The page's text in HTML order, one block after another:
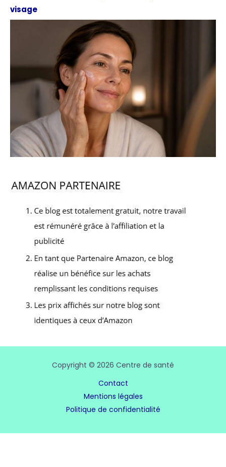
visage
Copyright © 2026 Centre de santé
Contact
Mentions légales
Politique de confidentialité